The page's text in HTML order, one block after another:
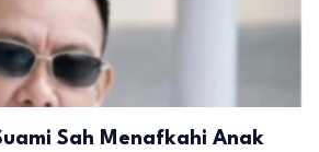
Sah Menafkahi Anak